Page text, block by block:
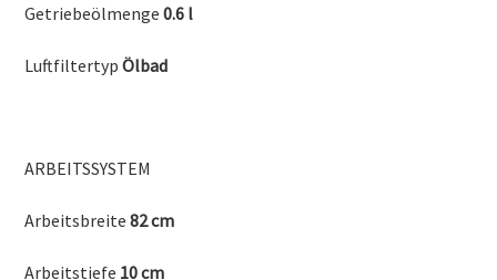
Getriebeölmenge0.6 l
LuftfiltertypÖlbad
ARBEITSSYSTEM
Arbeitsbreite82 cm
Arbeitstiefe 10 cm